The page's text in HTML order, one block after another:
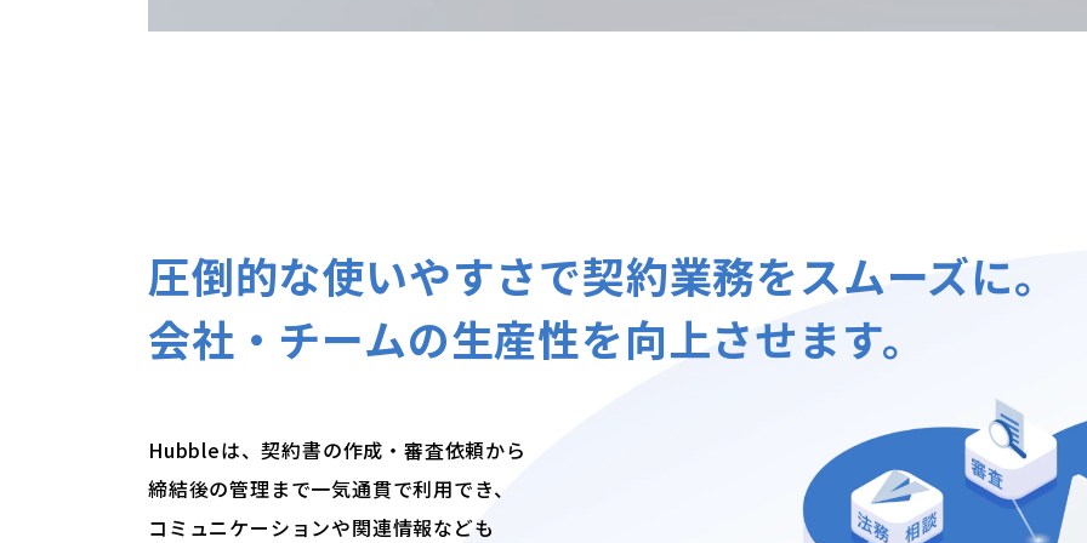
圧倒的な使いやすさで契約業務をスムーズに。
会社・チームの生産性を向上させます。
Hubbleは、契約書の作成・審査依頼から
締結後の管理まで一気通貫で利用でき、
コミュニケーションや関連情報なども